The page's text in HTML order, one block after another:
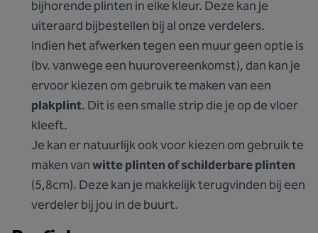
bijhorende plinten in elke kleur. Deze kan je
uiteraard bijbestellen bij al onze verdelers.
Indien het afwerken tegen een muur geen optie is
(bv. vanwege een huurovereenkomst), dan kan je
ervoor kiezen om gebruik te maken van een
plakplint. Dit is een smalle strip die je op de vloer
kleeft.
Je kan er natuurlijk ook voor kiezen om gebruik te
maken vanwitte plinten of schilderbare plinten
(5,8cm). Deze kan je makkelijk terugvinden bij een
verdeler bij jou in de buurt.